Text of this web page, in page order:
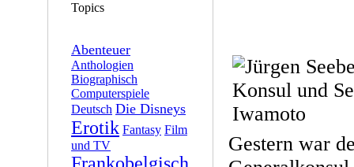
Topics
Abenteuer
Anthologien
Biographisch
Computerspiele
Deutsch Die Disneys
Erotik Fantasy Film
und TV
Gestern war